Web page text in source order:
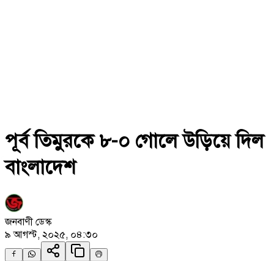
পূর্ব তিমুরকে ৮-০ গোলে উড়িয়ে দিল
বাংলাদেশ
জনবাণী ডেস্ক
৯ আগস্ট, ২০২৫, ০৪:৩০